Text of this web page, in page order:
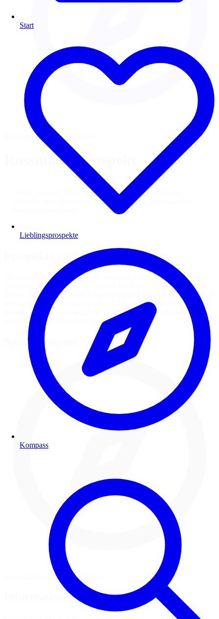
Kompass
Rossmann Prospekt
Rossmann Prospekt
Hurra, der neue Wochenprospekt von Rossmann ist da!
Entdecke jetzt die Angebote der Woche aus dem aktuellen
(mehr …)
Prospekte einfach online blättern
Hier findest Du jede Woche die neuesten Angebote und Prospekte
gebündelt auf einer Seite. Informiere Dich vor oder auch während
Deines Einkaufes über die Angebote Deiner Lieblingsgeschäfte und
spare mit jedem Einkauf bares Geld. Du kannst von Zuhause am PC
oder einfach von unterwegs die Prospekte des Einzelhandels
anschauen und online durchblättern.
Spar-Kompass
Angebote Geschäfte
Start
Lieblingsprospekte
Kompass